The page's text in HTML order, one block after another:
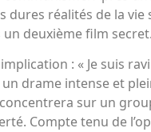
dures réalités de la vie
deuxième film secret.
: « Je suis
drame intense et
sur un
Compte tenu de